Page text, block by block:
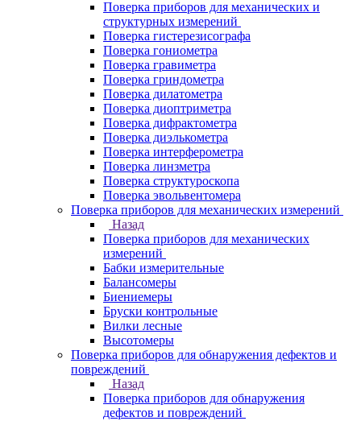
Поверка приборов для механических и
структурных измерений
Поверка гистерезисографа
Поверка гониометра
Поверка гравиметра
Поверка гриндометра
Поверка дилатометра
Поверка диоптриметра
Поверка дифрактометра
Поверка диэлькометра
Поверка интерферометра
Поверка линзметра
Поверка структуроскопа
Поверка эвольвентомера
Поверка приборов для механических измерений
Назад
Поверка приборов для механических
измерений
Бабки измерительные
Балансомеры
Биениемеры
Бруски контрольные
Вилки лесные
Высотомеры
Поверка приборов для обнаружения дефектов и
повреждений
Назад
Поверка приборов для обнаружения
дефектов и повреждений